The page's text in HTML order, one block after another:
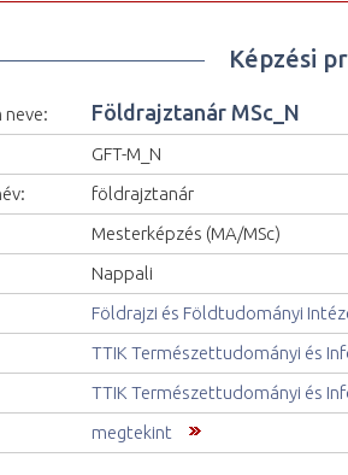
Képzési
neve: Földrajztanár MSc_N
GFT-M_N
földrajztanár
Mesterképzés (MA/MSc)
Nappali
Földrajzi és Földtudományi
TTIK Természettudományi és
TTIK Természettudományi és
megtekint